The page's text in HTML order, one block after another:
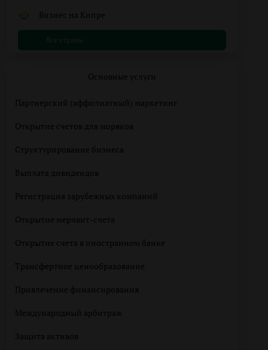
Бизнес на Кипре
Все страны
Основные услуги
Партнерский (аффилиатный) маркетинг
Открытие счетов для моряков
Структурирование бизнеса
Выплата дивидендов
Регистрация зарубежных компаний
Открытие мерчант-счета
Открытие счета в иностранном банке
Трансфертное ценообразование
Привлечение финансирования
Международный арбитраж
Защита активов